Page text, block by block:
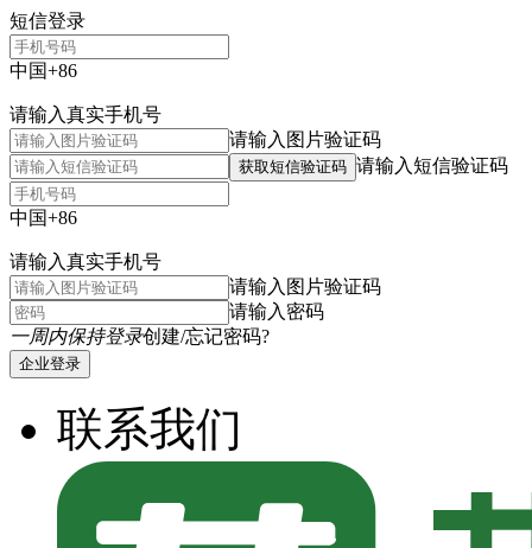
短信登录
中国+86
请输入真实手机号
请输入图片验证码
获取短信验证码 请输入短信验证码
中国+86
请输入真实手机号
请输入图片验证码
请输入密码
一周内保持登录创建/忘记密码?
企业登录
联系我们